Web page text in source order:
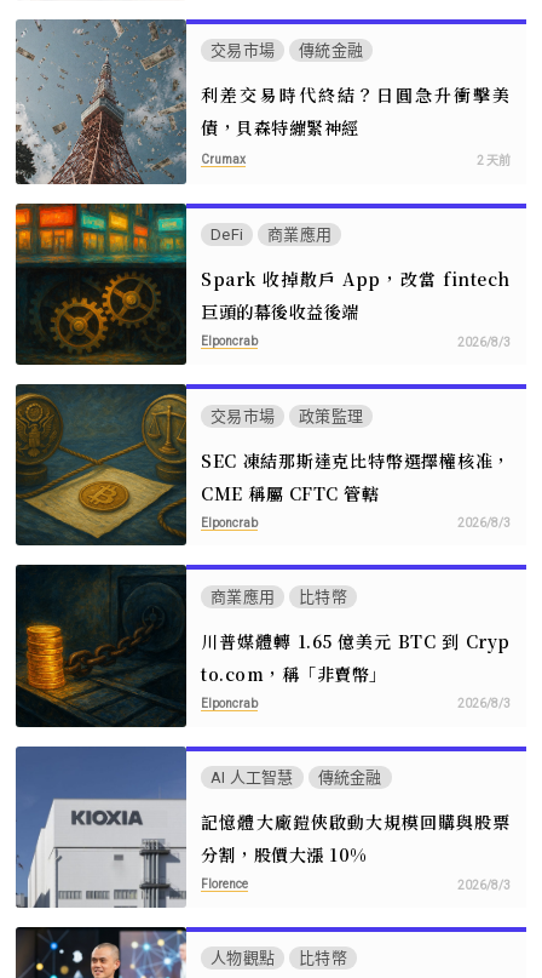
交易市場 傳統金融
利差交易時代終結？日圓急升衝擊美
債，貝森特繃緊神經
Crumax 2 天前
DeFi 商業應用
Spark 收掉散戶 App，改當 fintech
巨頭的幕後收益後端
Elponcrab 2026/8/3
交易市場 政策監理
SEC 凍結那斯達克比特幣選擇權核准，
CME 稱屬 CFTC 管轄
Elponcrab 2026/8/3
商業應用 比特幣
川普媒體轉 1.65 億美元 BTC 到 Cryp
to.com，稱「非賣幣」
Elponcrab 2026/8/3
AI 人工智慧 傳統金融
記憶體大廠鎧俠啟動大規模回購與股票
分割，股價大漲 10%
Florence 2026/8/3
人物觀點 比特幣